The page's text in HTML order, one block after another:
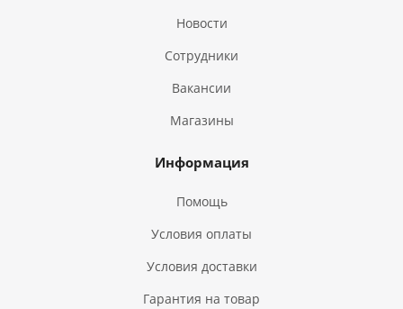
Новости
Сотрудники
Вакансии
Магазины
Информация
Помощь
Условия оплаты
Условия доставки
Гарантия на товар